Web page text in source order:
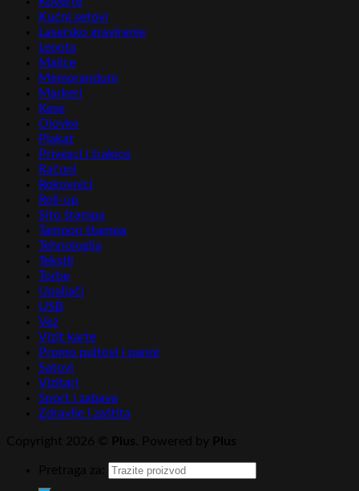
Kućni setovi
Lasersko graviranje
Lepota
Majice
Memorandum
Markeri
Kese
Olovke
Plakat
Privesci i trakice
Računi
Rokovnici
Roll-up
Sito štampa
Tampon štampa
Tehnologija
Tekstil
Torbe
Upaljači
USB
Vez
Vizit karte
Promo pultovi i panoi
Satovi
Vizitari
Sport i zabava
Zdravlje i zaštita